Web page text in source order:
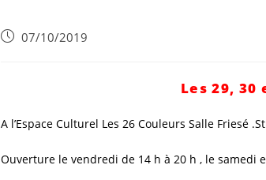
07/10/2019
Les 29, 30
A l’Espace Culturel Les 26 Couleurs Salle Friesé
Ouverture le vendredi de 14 h à 20 h , le samedi